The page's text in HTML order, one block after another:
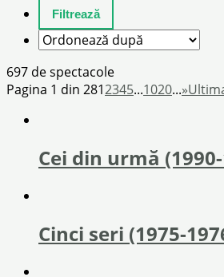
697 de spectacole
Pagina 1 din 2812345...1020...»
Cei din urmă
Cinci seri (1975-